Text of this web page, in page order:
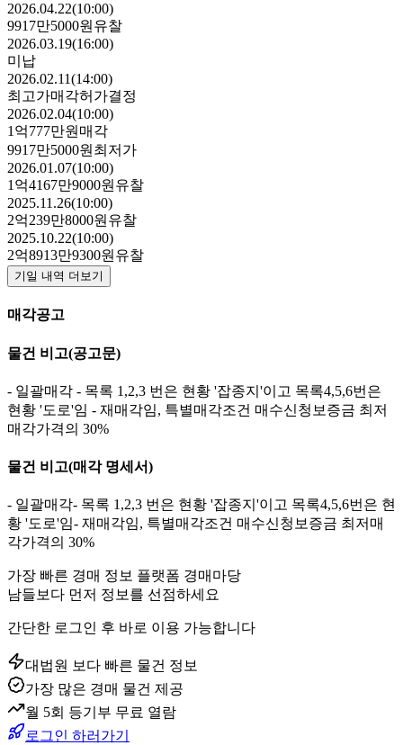
2026.04.22(10:00)
9917만5000원 유찰
2026.03.19(16:00)
미납
2026.02.11(14:00)
최고가매각허가결정
2026.02.04(10:00)
1억777만원 매각
9917만5000원 최저가
2026.01.07(10:00)
1억4167만9000원 유찰
2025.11.26(10:00)
2억239만8000원 유찰
2025.10.22(10:00)
2억8913만9300원 유찰
기일 내역 더보기
매각공고
물건 비고(공고문)
- 일괄매각 - 목록 1,2,3 번은 현황 '잡종지'이고 목록4,5,6번은
현황 '도로'임 - 재매각임, 특별매각조건 매수신청보증금 최저
매각가격의 30%
물건 비고(매각 명세서)
- 일괄매각- 목록 1,2,3 번은 현황 '잡종지'이고 목록4,5,6번은 현
황 '도로'임- 재매각임, 특별매각조건 매수신청보증금 최저매
각가격의 30%
가장 빠른 경매 정보 플랫폼 경매마당
남들보다 먼저 정보를 선점하세요
간단한 로그인 후 바로 이용 가능합니다
대법원 보다 빠른 물건 정보
가장 많은 경매 물건 제공
월 5회 등기부 무료 열람
로그인 하러가기